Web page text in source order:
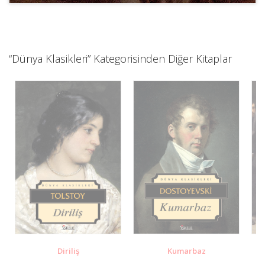
“Dünya Klasikleri” Kategorisinden Diğer Kitaplar
Diriliş Kumarbaz